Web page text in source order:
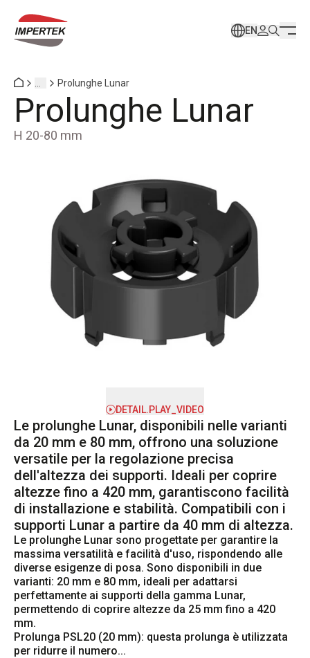
EN
Prolunghe Lunar
Prolunghe Lunar
H 20-80 mm
DETAIL.PLAY_VIDEO
Le prolunghe Lunar, disponibili nelle varianti
da 20 mm e 80 mm, offrono una soluzione
versatile per la regolazione precisa
dell'altezza dei supporti. Ideali per coprire
altezze fino a 420 mm, garantiscono facilità
di installazione e stabilità. Compatibili con i
supporti Lunar a partire da 40 mm di altezza.
Le prolunghe Lunar sono progettate per garantire la
massima versatilità e facilità d'uso, rispondendo alle
diverse esigenze di posa. Sono disponibili in due
varianti: 20 mm e 80 mm, ideali per adattarsi
perfettamente ai supporti della gamma Lunar,
permettendo di coprire altezze da 25 mm fino a 420
mm.
Prolunga PSL20 (20 mm): questa prolunga è utilizzata
per ridurre il numero...